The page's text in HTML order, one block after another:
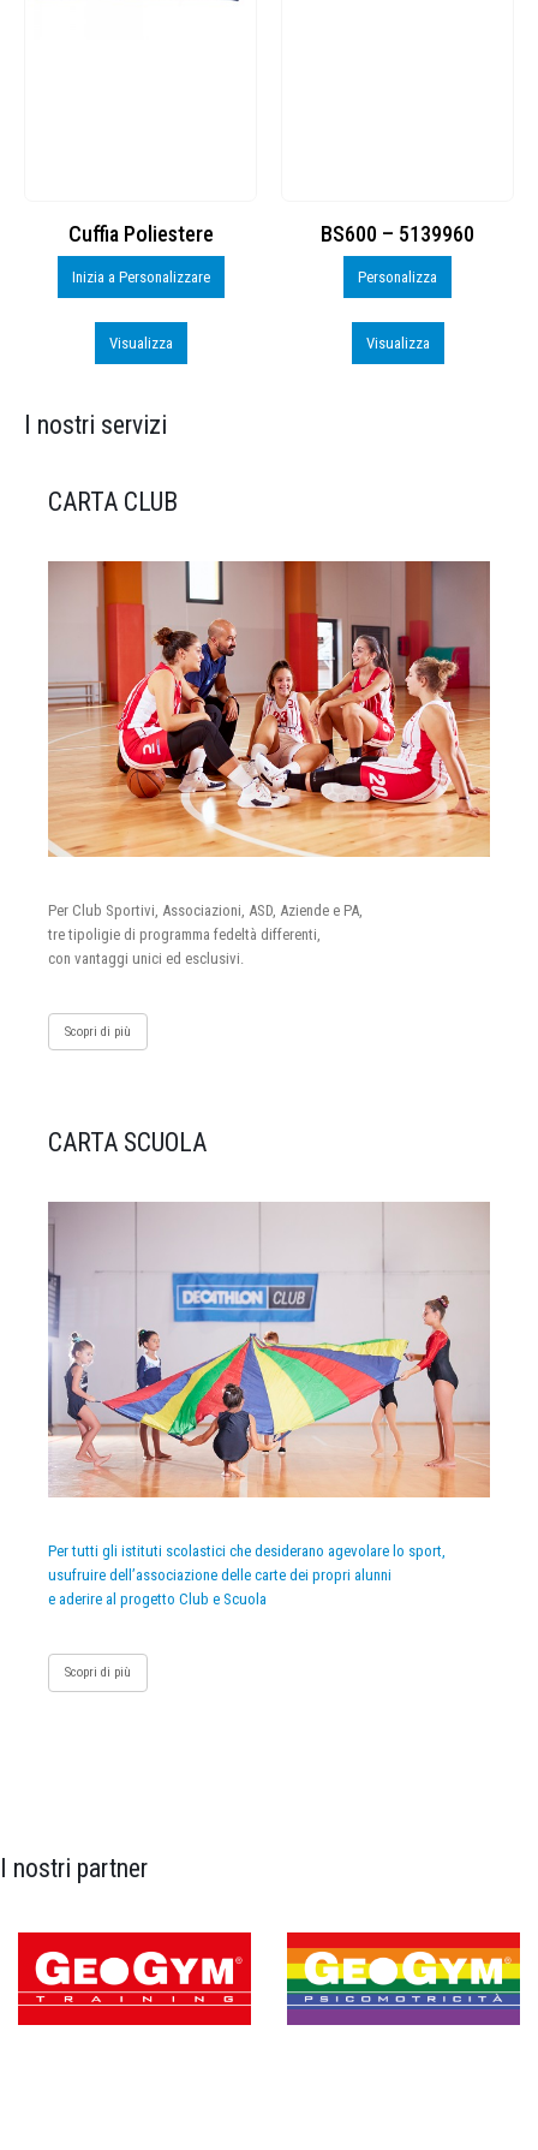
Cuffia Poliestere
Inizia a Personalizzare
Visualizza
BS600 – 5139960
Personalizza
Visualizza
I nostri servizi
CARTA CLUB
Per Club Sportivi, Associazioni, ASD, Aziende e PA,
tre tipoligie di programma fedeltà differenti,
con vantaggi unici ed esclusivi.
Scopri di più
CARTA SCUOLA
Per tutti gli istituti scolastici che desiderano agevolare lo sport,
usufruire dell’associazione delle carte dei propri alunni
e aderire al progetto Club e Scuola
Scopri di più
I nostri partner